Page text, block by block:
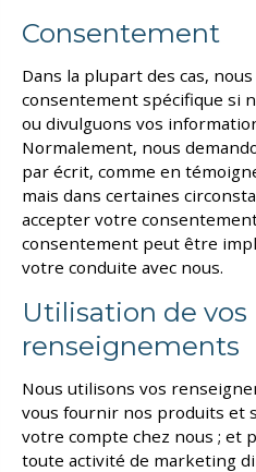
Consentement
Dans la plupart des cas,
consentement spécifique si
ou divulguons vos
Normalement, nous
par écrit, comme en
mais dans certaines
accepter votre
consentement peut être
votre conduite avec nous.
Utilisation de vos
renseignements
Nous utilisons vos
vous fournir nos produits et
votre compte chez nous ; et
toute activité de marketing